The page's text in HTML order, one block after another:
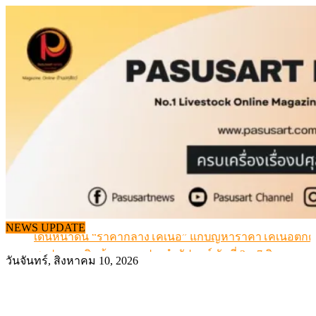
content
NEWS UPDATE
เดินหน้าดัน “ราคากลางโคเนื้อ” แก้ปัญหาราคาโคเนื้อตก
สรุปภาวะ สินค้าเกษตรประจำสัปดาห์ วันที่ 3 – 7 สิงหาคม
วันจันทร์, สิงหาคม 10, 2026